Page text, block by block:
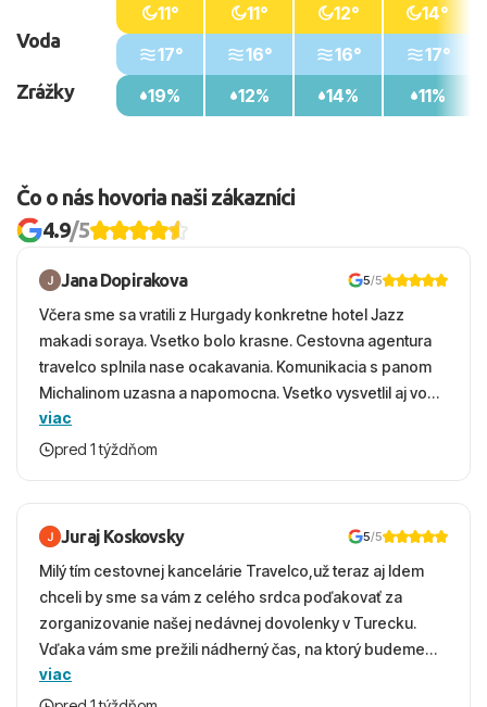
Voda
Zrážky
11°
17°
19%
11°
16°
12%
12°
16°
14%
14°
17°
11%
Čo o nás hovoria naši zákazníci
4.9/5
Jana Dopirakova 5/5
Včera sme sa vratili z Hurgady konkretne hotel Jazz
makadi soraya. Vsetko bolo krasne. Cestovna agentura
travelco splnila nase ocakavania. Komunikacia s panom
Michalinom uzasna a napomocna. Vsetko vysvetlil aj vo
vecernych hodinach zaco sa ospravedlnujem. Hotel
krasny, cisty. Sluzby top. Strava, prostredie, more,
viac
pred 1 týždňom
Juraj Koskovsky 5/5
Milý tím cestovnej kancelárie Travelco,už teraz aj Idem
chceli by sme sa vám z celého srdca poďakovať za
zorganizovanie našej nedávnej dovolenky v Turecku.
Vďaka vám sme prežili nádherný čas, na ktorý budeme
ešte dlho s úsmevom spomínať. ​Všetko prebehlo
absolútne hladko – od prvotného výberu zájazdu, cez
viac